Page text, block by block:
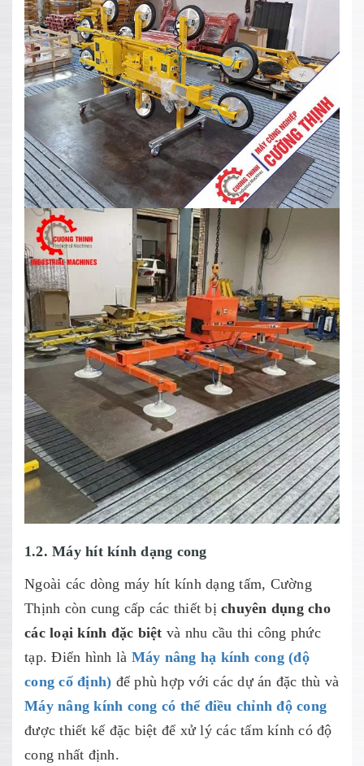
1.2. Máy hít kính dạng cong
Ngoài các dòng máy hít kính dạng tấm, Cường
Thịnh còn cung cấp các thiết bị chuyên dụng cho
các loại kính đặc biệt và nhu cầu thi công phức
tạp. Điển hình là Máy nâng hạ kính cong (độ
cong cố định) để phù hợp với các dự án đặc thù và
Máy nâng kính cong có thể điều chỉnh độ cong
được thiết kế đặc biệt để xử lý các tấm kính có độ
cong nhất định.